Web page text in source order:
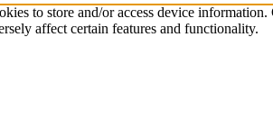
to store and/or access device
affect certain features and functionality.